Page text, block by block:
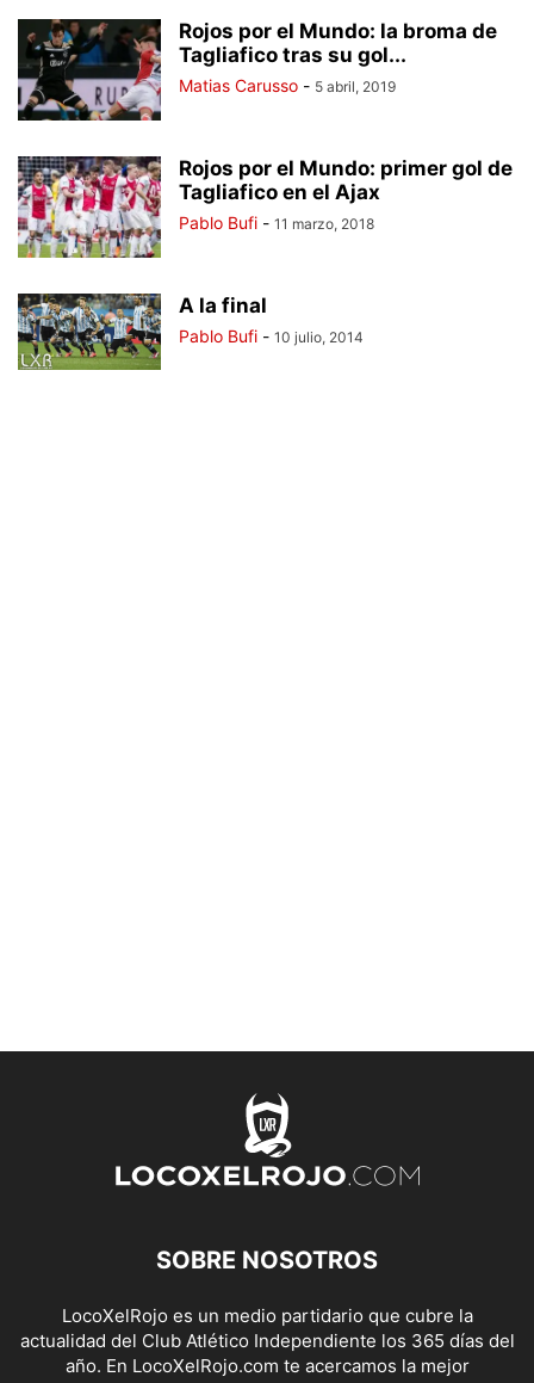
Rojos por el Mundo: la broma de
Tagliafico tras su gol...
Matias Carusso - 5 abril, 2019
Rojos por el Mundo: primer gol de
Tagliafico en el Ajax
Pablo Bufi - 11 marzo, 2018
A la final
Pablo Bufi - 10 julio, 2014
SOBRE NOSOTROS
LocoXelRojo es un medio partidario que cubre la
actualidad del Club Atlético Independiente los 365 días del
año. En LocoXelRojo.com te acercamos la mejor